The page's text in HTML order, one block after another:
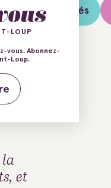
Activités
de
et
LOUP
vous. Abonnez-
Loup.